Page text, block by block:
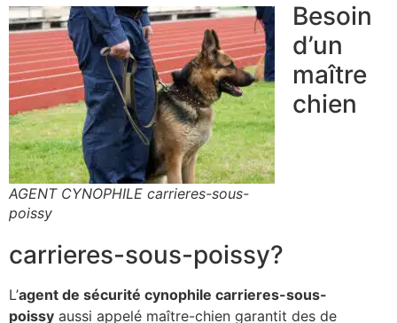
AGENT CYNOPHILE carrieres-sous-
poissy
Besoin
d’un
maître
chien
carrieres-sous-poissy?
L’agent de sécurité cynophile carrieres-sous-
poissy aussi appelé maître-chien garantit des de